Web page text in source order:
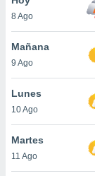
y
en
más
de
8 Ago
Mañana
9 Ago
Lunes
10 Ago
Martes
11 Ago